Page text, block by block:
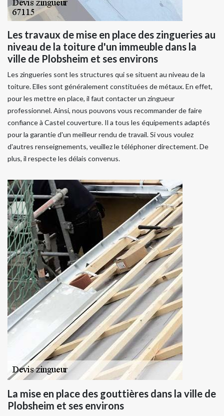
Les travaux de mise en place des zingueries au
niveau de la toiture d'un immeuble dans la
ville de Plobsheim et ses environs
Les zingueries sont les structures qui se situent au niveau de la
toiture. Elles sont généralement constituées de métaux. En effet,
pour les mettre en place, il faut contacter un zingueur
professionnel. Ainsi, nous pouvons vous recommander de faire
confiance à Castel couverture. Il a tous les équipements adaptés
pour la garantie d'un meilleur rendu de travail. Si vous voulez
d'autres renseignements, veuillez le téléphoner directement. De
plus, il respecte les délais convenus.
La mise en place des gouttières dans la ville de
Plobsheim et ses environs